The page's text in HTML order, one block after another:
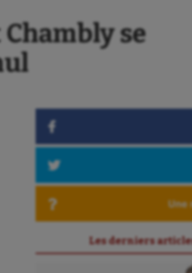
Chambly se
Une
Les derniers